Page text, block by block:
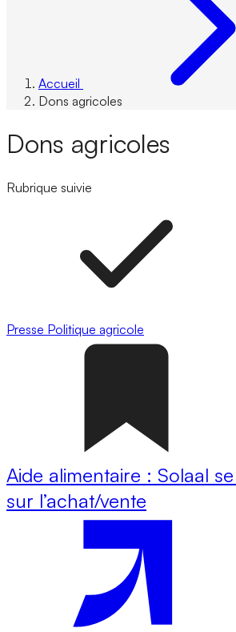
Accueil
Dons agricoles
Dons agricoles
Rubrique suivie
Presse Politique agricole
Aide alimentaire : Solaal
sur l’achat/vente